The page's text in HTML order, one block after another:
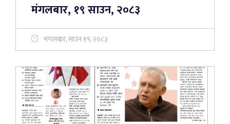
मंगलबार, १९ साउन, २०८३
मंगलबार, साउन १९, २०८३